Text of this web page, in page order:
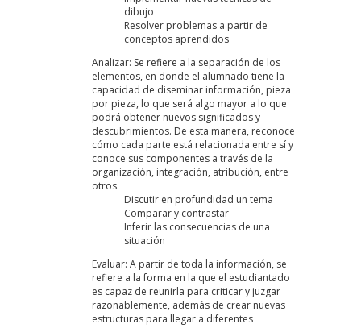
dibujo
Resolver problemas a partir de
conceptos aprendidos
Analizar: Se refiere a la separación de los
elementos, en donde el alumnado tiene la
capacidad de diseminar información, pieza
por pieza, lo que será algo mayor a lo que
podrá obtener nuevos significados y
descubrimientos. De esta manera, reconoce
cómo cada parte está relacionada entre sí y
conoce sus componentes a través de la
organización, integración, atribución, entre
otros.
Discutir en profundidad un tema
Comparar y contrastar
Inferir las consecuencias de una
situación
Evaluar: A partir de toda la información, se
refiere a la forma en la que el estudiantado
es capaz de reunirla para criticar y juzgar
razonablemente, además de crear nuevas
estructuras para llegar a diferentes